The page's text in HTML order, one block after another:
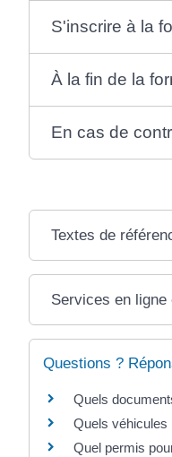
S'inscrire à la
À la fin de la
En cas de
Textes de
Services en ligne
Questions ?
Quels
Quels véhicules
Quel permis